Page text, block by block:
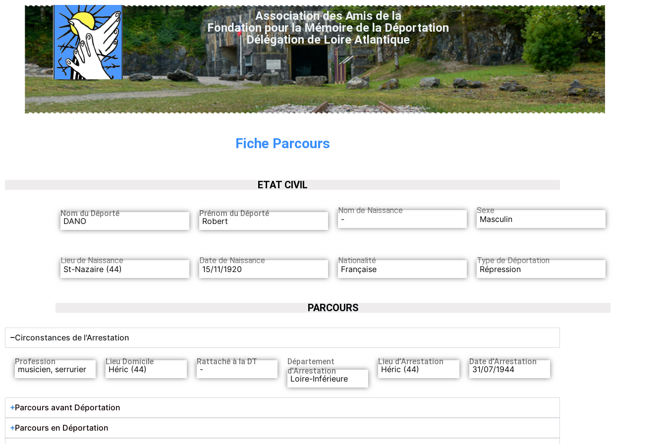
Association des Amis de la
Fondation pour la Mémoire de la Déportation
Délégation de Loire Atlantique
Fiche Parcours
ETAT CIVIL
Nom du Déporté
DANO
Prénom du Déporté
Robert
Nom de Naissance
-
Sexe
Masculin
Lieu de Naissance
St-Nazaire (44)
Date de Naissance
15/11/1920
Nationalité
Française
Type de Déportation
Répression
PARCOURS
Circonstances de l'Arrestation
Profession
musicien, serrurier
Lieu Domicile
Héric (44)
Rattaché à la DT
-
Département
d’Arrestation
Loire-Inférieure
Lieu d’Arrestation
Héric (44)
Date d’Arrestation
31/07/1944
Parcours avant Déportation
Parcours en Déportation